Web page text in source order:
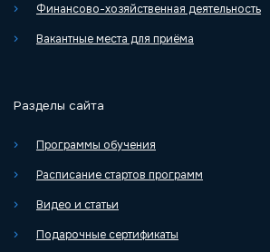
Финансово-хозяйственная деятельность
Вакантные места для приёма
Разделы сайта
Программы обучения
Расписание стартов программ
Видео и статьи
Подарочные сертификаты